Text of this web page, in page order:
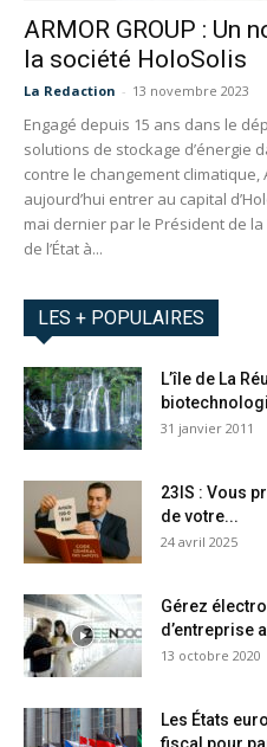
ARMOR GROUP : Un
la société HoloSolis
La Redaction - 13 novembre 2023
Engagé depuis 15 ans dans le
solutions de stockage d’énergie
contre le changement climatique,
aujourd’hui entrer au capital
mai dernier par le Président de
de l’État à...
LES + POPULAIRES
L’île de La
31 janvier 2011
23IS : Vous
de votre...
24 avril 2025
Gérez
d’entreprise
13 octobre 2020
Les États